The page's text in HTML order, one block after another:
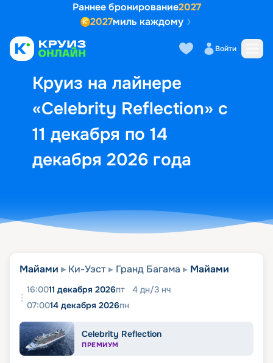
Раннее бронирование2027
2027миль каждому
Войти
Круиз на лайнере
«Celebrity Reflection» с
11 декабря по 14
декабря 2026 года
Выбор кают Маршрут и
Майами Ки-Уэст Гранд Багама Майами
16:0011 декабря 2026пт 4 дн/3 нч
07:0014 декабря 2026пн
Celebrity Reflection
ПРЕМИУМ